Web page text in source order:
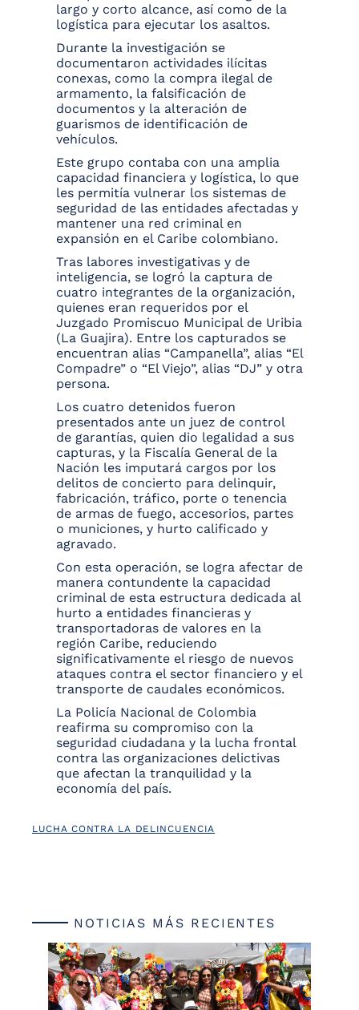
largo y corto alcance, así como de la
logística para ejecutar los asaltos.
Durante la investigación se
documentaron actividades ilícitas
conexas, como la compra ilegal de
armamento, la falsificación de
documentos y la alteración de
guarismos de identificación de
vehículos.
Este grupo contaba con una amplia
capacidad financiera y logística, lo que
les permitía vulnerar los sistemas de
seguridad de las entidades afectadas y
mantener una red criminal en
expansión en el Caribe colombiano.
Tras labores investigativas y de
inteligencia, se logró la captura de
cuatro integrantes de la organización,
quienes eran requeridos por el
Juzgado Promiscuo Municipal de Uribia
(La Guajira). Entre los capturados se
encuentran alias “Campanella”, alias “El
Compadre” o “El Viejo”, alias “DJ” y otra
persona.
Los cuatro detenidos fueron
presentados ante un juez de control
de garantías, quien dio legalidad a sus
capturas, y la Fiscalía General de la
Nación les imputará cargos por los
delitos de concierto para delinquir,
fabricación, tráfico, porte o tenencia
de armas de fuego, accesorios, partes
o municiones, y hurto calificado y
agravado.
Con esta operación, se logra afectar de
manera contundente la capacidad
criminal de esta estructura dedicada al
hurto a entidades financieras y
transportadoras de valores en la
región Caribe, reduciendo
significativamente el riesgo de nuevos
ataques contra el sector financiero y el
transporte de caudales económicos.
La Policía Nacional de Colombia
reafirma su compromiso con la
seguridad ciudadana y la lucha frontal
contra las organizaciones delictivas
que afectan la tranquilidad y la
economía del país.
LUCHA CONTRA LA DELINCUENCIA
NOTICIAS MÁS RECIENTES